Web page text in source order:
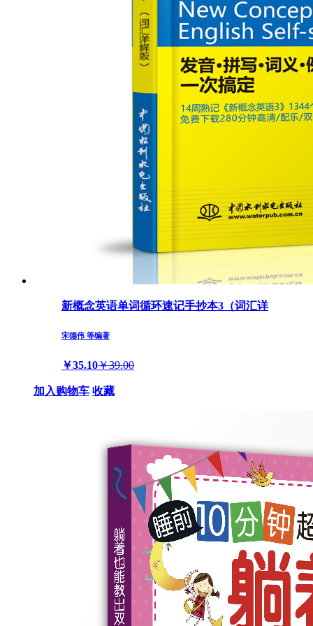
新概念英语单词循环速记手抄本3（词汇详
宋德伟 等编著
￥35.10￥39.00
加入购物车 收藏